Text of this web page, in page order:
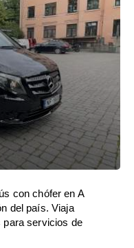
con chófer en A
del país. Viaja
para servicios de